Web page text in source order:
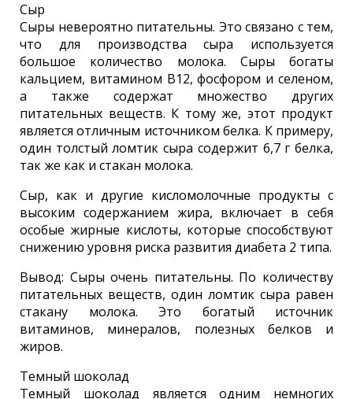
Сыр
Сыры невероятно питательны. Это связано с тем,
что для производства сыра используется
большое количество молока. Сыры богаты
кальцием, витамином B12, фосфором и селеном,
а также содержат множество других
питательных веществ. К тому же, этот продукт
является отличным источником белка. К примеру,
один толстый ломтик сыра содержит 6,7 г белка,
так же как и стакан молока.
Сыр, как и другие кисломолочные продукты с
высоким содержанием жира, включает в себя
особые жирные кислоты, которые способствуют
снижению уровня риска развития диабета 2 типа.
Вывод: Сыры очень питательны. По количеству
питательных веществ, один ломтик сыра равен
стакану молока. Это богатый источник
витаминов, минералов, полезных белков и
жиров.
Темный шоколад
Темный шоколад является одним немногих